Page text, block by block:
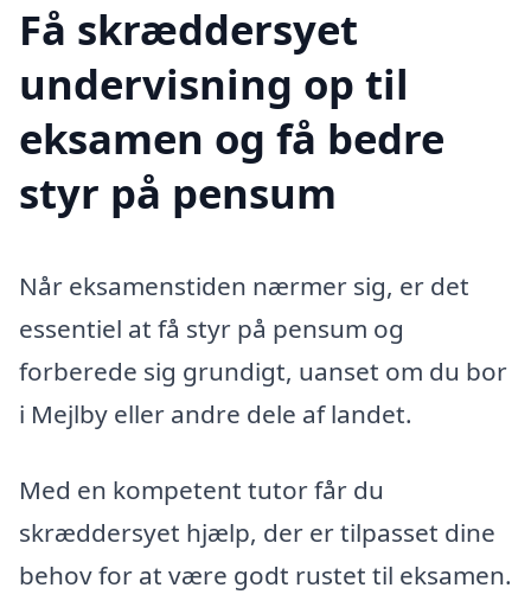
Få skræddersyet
undervisning op til
eksamen og få bedre
styr på pensum
Når eksamenstiden nærmer sig, er det
essentiel at få styr på pensum og
forberede sig grundigt, uanset om du bor
i Mejlby eller andre dele af landet.
Med en kompetent tutor får du
skræddersyet hjælp, der er tilpasset dine
behov for at være godt rustet til eksamen.